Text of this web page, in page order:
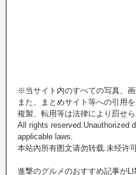
※当サイト内のすべての写真、
また、まとめサイト等への引用
複製、転用等は法律により罰せら
All rights reserved.Unauthorized
applicable laws.
本站內所有图文请勿转载.未经许
進撃のグルメのおすすめ記事が